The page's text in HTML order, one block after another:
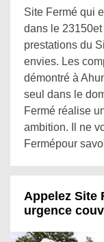
Site Fermé qui
dans le
prestations du
envies. Les
démontré à
seul dans le
Fermé réalise
ambition. Il ne
Fermépour
Appelez Site
urgence